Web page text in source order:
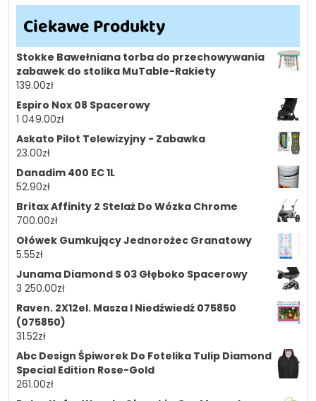
Ciekawe Produkty
Stokke Bawełniana torba do przechowywania
zabawek do stolika MuTable-Rakiety
139.00zł
Espiro Nox 08 Spacerowy
1 049.00zł
Askato Pilot Telewizyjny - Zabawka
23.00zł
Danadim 400 EC 1L
52.90zł
Britax Affinity 2 Stelaż Do Wózka Chrome
700.00zł
Ołówek Gumkujący Jednorożec Granatowy
5.55zł
Junama Diamond S 03 Głęboko Spacerowy
3 250.00zł
Raven. 2X12el. Masza I Niedźwiedź 075850
(075850)
31.52zł
Abc Design Śpiworek Do Fotelika Tulip Diamond
Special Edition Rose-Gold
261.00zł